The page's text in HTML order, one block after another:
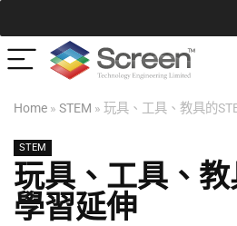
Home » STEM » 玩具、工具、教具的
STEM
玩具、工具、
學習延伸